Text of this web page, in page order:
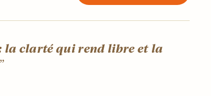
la clarté qui rend libre et la
”